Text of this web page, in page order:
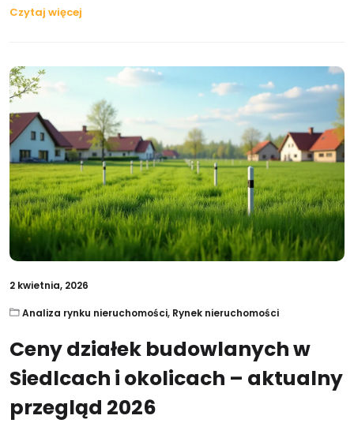
Czytaj więcej
2 kwietnia, 2026
Analiza rynku nieruchomości, Rynek nieruchomości
Ceny działek budowlanych w
Siedlcach i okolicach – aktualny
przegląd 2026